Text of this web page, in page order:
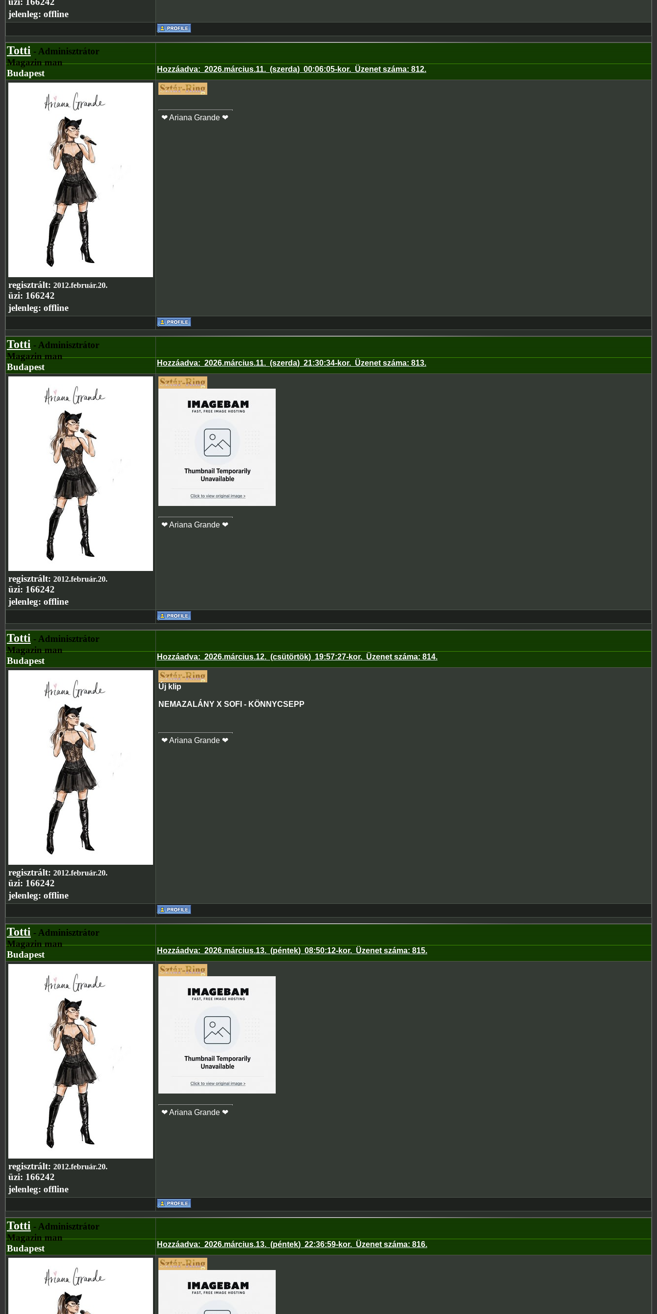
jelenleg: offline
Totti- Adminisztrátor
Magazin man
Budapest
Hozzáadva:2026.március.11.(szerda) 00:06:05-kor.Üzenet száma:812.
regisztrált: 2012.február.20.
üzi: 166242
jelenleg: offline
❤ Ariana Grande ❤
Totti- Adminisztrátor
Magazin man
Budapest
Hozzáadva:2026.március.11.(szerda) 21:30:34-kor.Üzenet száma:813.
regisztrált: 2012.február.20.
üzi: 166242
jelenleg: offline
❤ Ariana Grande ❤
Totti- Adminisztrátor
Magazin man
Budapest
Hozzáadva:2026.március.12.(csütörtök) 19:57:27-kor.Üzenet száma:814.
regisztrált: 2012.február.20.
üzi: 166242
jelenleg: offline
Új klip
NEMAZALÁNY X SOFI - KÖNNYCSEPP
❤ Ariana Grande ❤
Totti- Adminisztrátor
Magazin man
Budapest
Hozzáadva:2026.március.13.(péntek) 08:50:12-kor.Üzenet száma:815.
regisztrált: 2012.február.20.
üzi: 166242
jelenleg: offline
❤ Ariana Grande ❤
Totti- Adminisztrátor
Magazin man
Budapest
Hozzáadva:2026.március.13.(péntek) 22:36:59-kor.Üzenet száma:816.